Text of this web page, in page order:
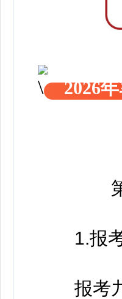
2026
第
1.报考
报考九